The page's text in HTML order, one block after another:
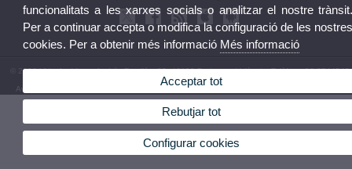
© 2026 UV. - Av. Vicent Andrés Estellés, 22, 46100 Burjassot. València. Telèfono 96 3544542
Avís legal Cookies
funcionalitats a les xarxes socials o analitzar el nostre
Per a continuar accepta o modifica la configuració de les
cookies. Per a obtenir més informació Més informació
Acceptar tot
Rebutjar tot
Configurar cookies